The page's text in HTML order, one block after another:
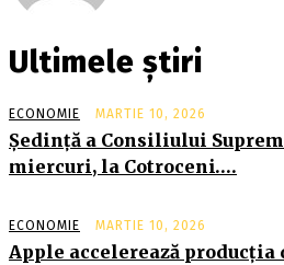
Ultimele știri
ECONOMIE MARTIE 10, 2026
Şedinţă a Consiliului
miercuri, la Cotroceni….
ECONOMIE MARTIE 10, 2026
Apple accelerează